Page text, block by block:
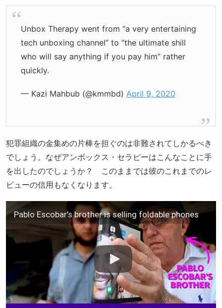
Unbox Therapy went from “a very entertaining
tech unboxing channel” to “the ultimate shill
who will say anything if you pay him” rather
quickly.
— Kazi Mahbub (@kmmbd) April 9, 2020
犯罪組織の金集めの片棒を担ぐのは非難されてしかるべき
でしょう。なぜアンボックス・セラピーはこんなことに手
を出したのでしょうか？ このままでは彼のこれまでのレ
ビューの信用もなくなります。
Pablo Escobar’s brother is selling foldable phones